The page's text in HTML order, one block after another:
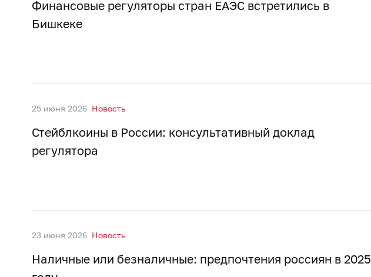
Финансовые регуляторы стран ЕАЭС встретились в
Бишкеке
25 июня 2026 Новость
Стейблкоины в России: консультативный доклад
регулятора
23 июня 2026 Новость
Наличные или безналичные: предпочтения россиян в 2025